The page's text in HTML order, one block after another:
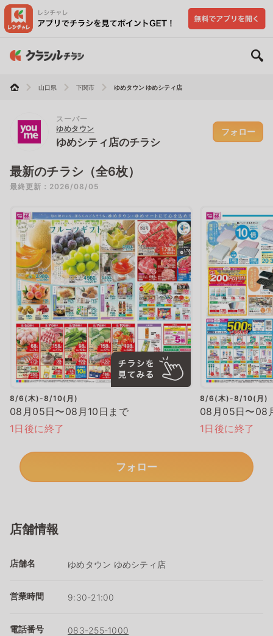
山口県 下関市 ゆめタウン ゆめシティ店
スーパー
ゆめタウン
ゆめシティ店のチラシ
フォロー
最新のチラシ（全6枚）
最終更新：2026/08/05
8/6(木)-8/10(月)
08月05日〜08月10日まで
1日後に終了
8/6(木)-8/10(月)
08月05日〜08
1日後に終了
フォロー
店舗情報
店舗名 ゆめタウン ゆめシティ店
営業時間 9:30-21:00
電話番号 083-255-1000